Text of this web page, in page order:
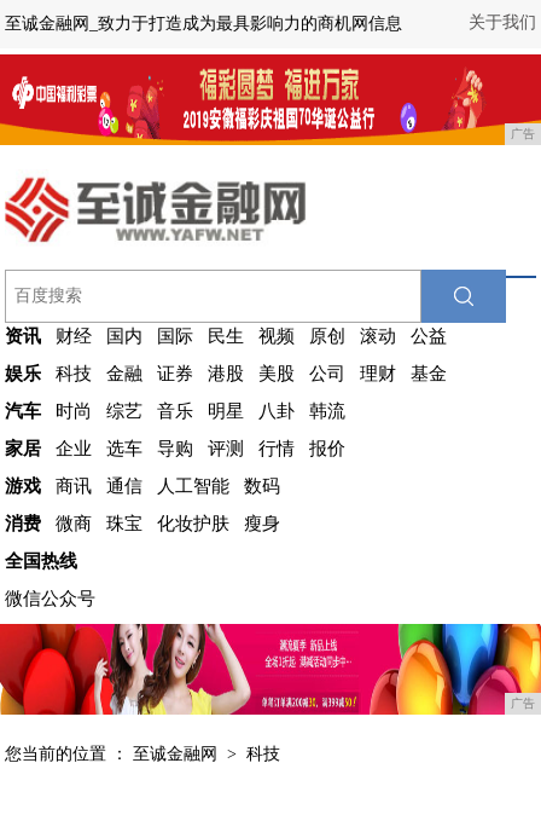
关于我们
至诚金融网_致力于打造成为最具影响力的商机网信息
广告
资讯 财经 国内 国际 民生 视频 原创 滚动
公益
娱乐
科技 金融 证券 港股 美股 公司 理财
基金
汽车
时尚 综艺 音乐 明星 八卦
韩流
家居
企业 选车 导购 评测 行情
报价
游戏
商讯 通信 人工智能
数码
消费
微商 珠宝 化妆护肤
瘦身
全国热线
微信公众号
广告
您当前的位置 ： 至诚金融网 >科技